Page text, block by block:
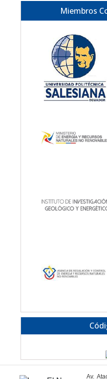
Miembros
Av.